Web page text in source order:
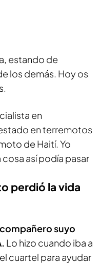
estando de
los demás. Hoy os
en
en terremotos
de Haití. Yo
así podía pasar
perdió la vida
suyo
Lo hizo cuando iba a
cuartel para ayudar